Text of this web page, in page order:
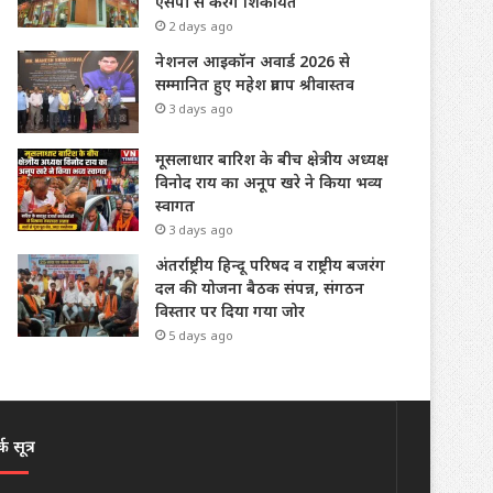
2 days ago
नेशनल आइकॉन अवार्ड 2026 से
सम्मानित हुए महेश प्रताप श्रीवास्तव
3 days ago
मूसलाधार बारिश के बीच क्षेत्रीय अध्यक्ष
विनोद राय का अनूप खरे ने किया भव्य
स्वागत
3 days ago
अंतर्राष्ट्रीय हिन्दू परिषद व राष्ट्रीय बजरंग
दल की योजना बैठक संपन्न, संगठन
विस्तार पर दिया गया जोर
5 days ago
सूत्र